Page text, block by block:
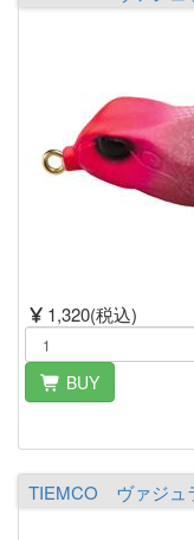
1,320(税込)
BUY